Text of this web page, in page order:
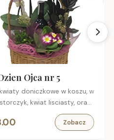
Ojca nr 5
doniczkowe w koszu, w
kwiat lisciasty, oraz
petunia lub podobny
Trwaly prezent.Zobacz